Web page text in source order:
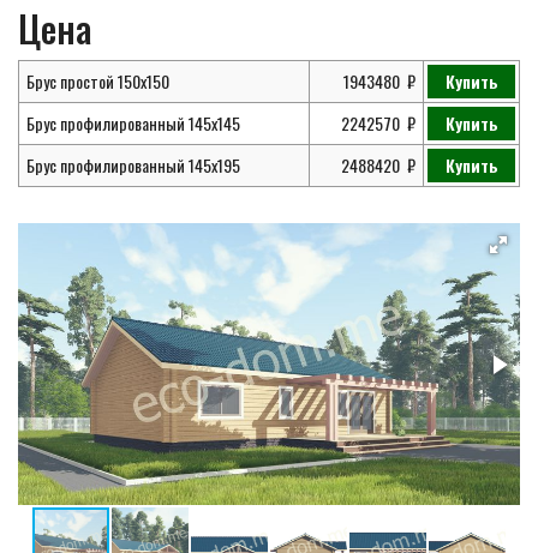
Цена
Брус простой 150х150 1943480
Купить
Брус профилированный 145х145
2242570
Купить
Брус профилированный 145х195
2488420 Купить